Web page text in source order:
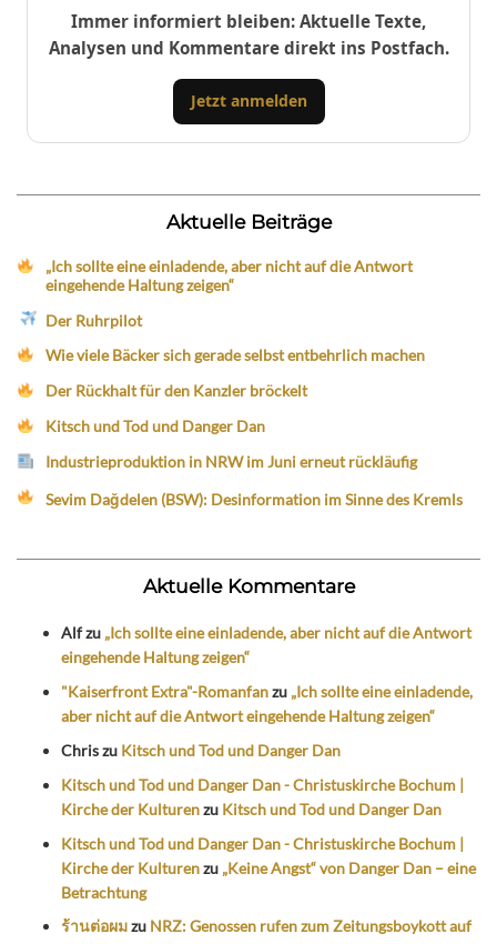
Immer informiert bleiben: Aktuelle Texte,
Analysen und Kommentare direkt ins Postfach.
Jetzt anmelden
Aktuelle Beiträge
„Ich sollte eine einladende, aber nicht auf die Antwort
eingehende Haltung zeigen“
Der Ruhrpilot
Wie viele Bäcker sich gerade selbst entbehrlich machen
Der Rückhalt für den Kanzler bröckelt
Kitsch und Tod und Danger Dan
Industrieproduktion in NRW im Juni erneut rückläufig
Sevim Dağdelen (BSW): Desinformation im Sinne des Kremls
Aktuelle Kommentare
Alfzu „Ich sollte eine einladende, aber nicht auf die Antwort
eingehende Haltung zeigen“
"Kaiserfront Extra"-Romanfanzu „Ich sollte eine einladende,
aber nicht auf die Antwort eingehende Haltung zeigen“
Chriszu Kitsch und Tod und Danger Dan
Kitsch und Tod und Danger Dan - Christuskirche Bochum |
Kirche der Kulturenzu Kitsch und Tod und Danger Dan
Kitsch und Tod und Danger Dan - Christuskirche Bochum |
Kirche der Kulturenzu „Keine Angst“ von Danger Dan – eine
Betrachtung
ร้านต่อผมzu NRZ: Genossen rufen zum Zeitungsboykott auf